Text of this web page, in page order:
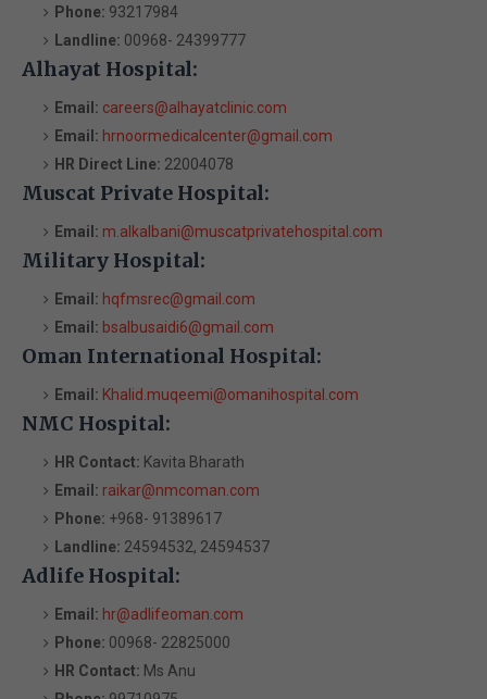
Phone: 93217984
Landline: 00968- 24399777
Alhayat Hospital:
Email: careers@alhayatclinic.com
Email: hrnoormedicalcenter@gmail.com
HR Direct Line: 22004078
Muscat Private Hospital:
Email: m.alkalbani@muscatprivatehospital.com
Military Hospital:
Email: hqfmsrec@gmail.com
Email: bsalbusaidi6@gmail.com
Oman International Hospital:
Email: Khalid.muqeemi@omanihospital.com
NMC Hospital:
HR Contact: Kavita Bharath
Email: raikar@nmcoman.com
Phone: +968- 91389617
Landline: 24594532, 24594537
Adlife Hospital:
Email: hr@adlifeoman.com
Phone: 00968- 22825000
HR Contact: Ms Anu